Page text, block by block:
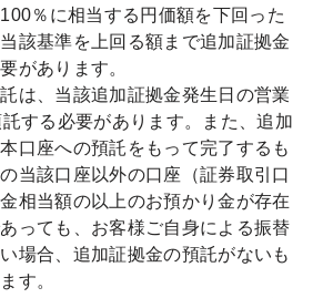
％に相当する円価額を下回った
該基準を上回る額まで追加証拠金
があります。
は、当該追加証拠金発生日の営業
する必要があります。また、追加
口座への預託をもって完了するも
当該口座以外の口座（証券取引口
相当額の以上のお預かり金が存在
っても、お客様ご自身による振替
場合、追加証拠金の預託がないも
す。